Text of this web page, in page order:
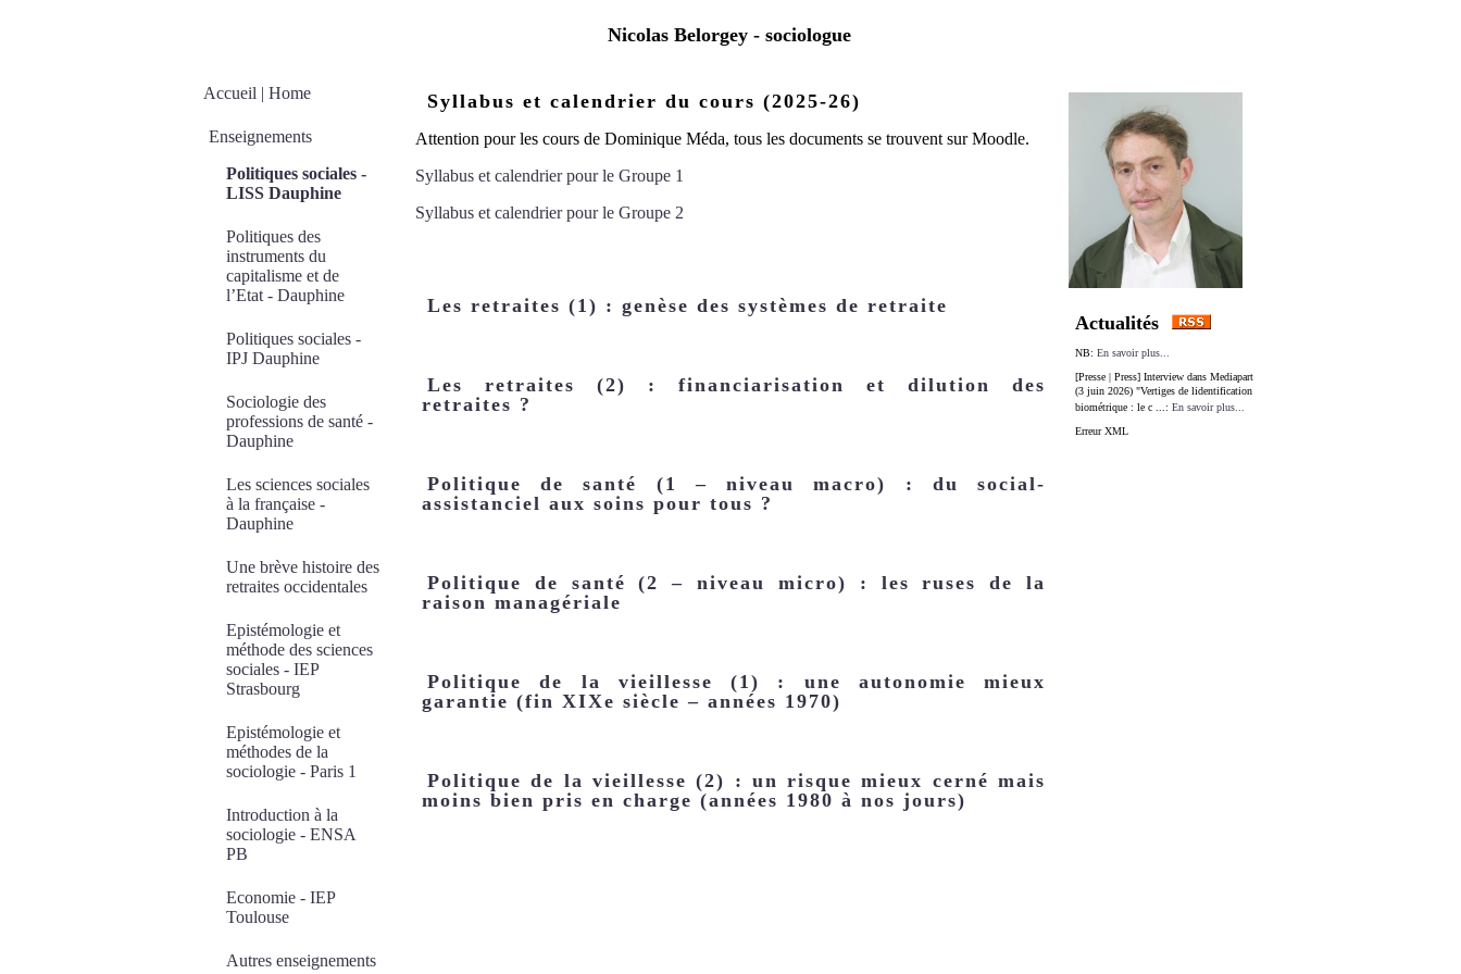
Nicolas Belorgey - sociologue
Accueil | Home
Enseignements
Politiques sociales -
LISS Dauphine
Politiques des
instruments du
capitalisme et de
l’Etat - Dauphine
Politiques sociales -
IPJ Dauphine
Sociologie des
professions de santé -
Dauphine
Les sciences sociales
à la française -
Dauphine
Une brève histoire des
retraites occidentales
Epistémologie et
méthode des sciences
sociales - IEP
Strasbourg
Epistémologie et
méthodes de la
sociologie - Paris 1
Introduction à la
sociologie - ENSA
PB
Economie - IEP
Toulouse
Autres enseignements
Syllabus et calendrier du cours (2025-26)
Attention pour les cours de Dominique Méda, tous les documents se trouvent sur Moodle.
Syllabus et calendrier pour le Groupe 1
Syllabus et calendrier pour le Groupe 2
Les retraites (1) : genèse des systèmes de retraite
Les retraites (2) : financiarisation et dilution des
retraites ?
Politique de santé (1 – niveau macro) : du social-
assistanciel aux soins pour tous ?
Politique de santé (2 – niveau micro) : les ruses de la
raison managériale
Politique de la vieillesse (1) : une autonomie mieux
garantie (fin XIXe siècle – années 1970)
Politique de la vieillesse (2) : un risque mieux cerné mais
moins bien pris en charge (années 1980 à nos jours)
Actualités
NB: En savoir plus...
[Presse | Press] Interview dans Mediapart
(3 juin 2026) "Vertiges de lidentification
biométrique : le c ...: En savoir plus...
Erreur XML